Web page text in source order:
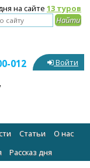
на сайте 13 туров
012 Войти
Статьи
О нас
Рассказ дня